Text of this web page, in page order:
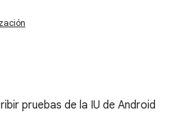
pruebas de la IU de Android